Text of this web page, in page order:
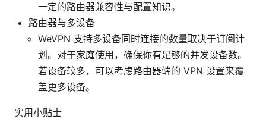
一定的路由器兼容性与配置知识。
路由器与多设备
WeVPN 支持多设备同时连接的数量取决于订阅计
划。对于家庭使用，确保你有足够的并发设备数。
若设备较多，可以考虑路由器端的 VPN 设置来覆
盖更多设备。
实用小贴士